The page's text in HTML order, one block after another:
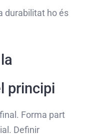
durabilitat ho és
principi
Forma part
Definir